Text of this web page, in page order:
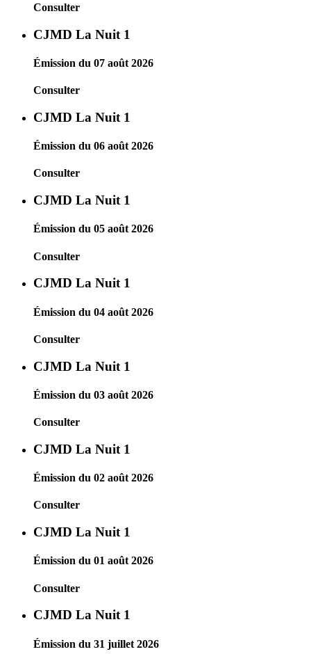
Consulter
CJMD La Nuit 1
Émission du 07 août 2026
Consulter
CJMD La Nuit 1
Émission du 06 août 2026
Consulter
CJMD La Nuit 1
Émission du 05 août 2026
Consulter
CJMD La Nuit 1
Émission du 04 août 2026
Consulter
CJMD La Nuit 1
Émission du 03 août 2026
Consulter
CJMD La Nuit 1
Émission du 02 août 2026
Consulter
CJMD La Nuit 1
Émission du 01 août 2026
Consulter
CJMD La Nuit 1
Émission du 31 juillet 2026